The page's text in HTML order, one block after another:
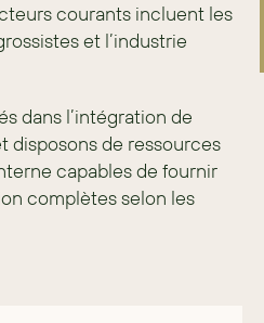
courants incluent les
et l’industrie
dans l’intégration de
disposons de ressources
capables de fournir
complètes selon les